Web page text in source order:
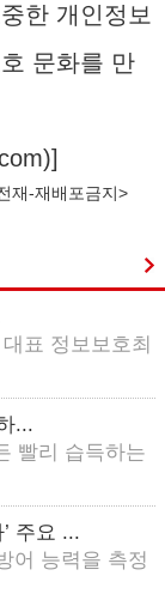
한 개인정보
문화를 만
)]
재-재배포금지>
표 정보보호최
...
빨리 습득하는
주요 ...
어 능력을 측정